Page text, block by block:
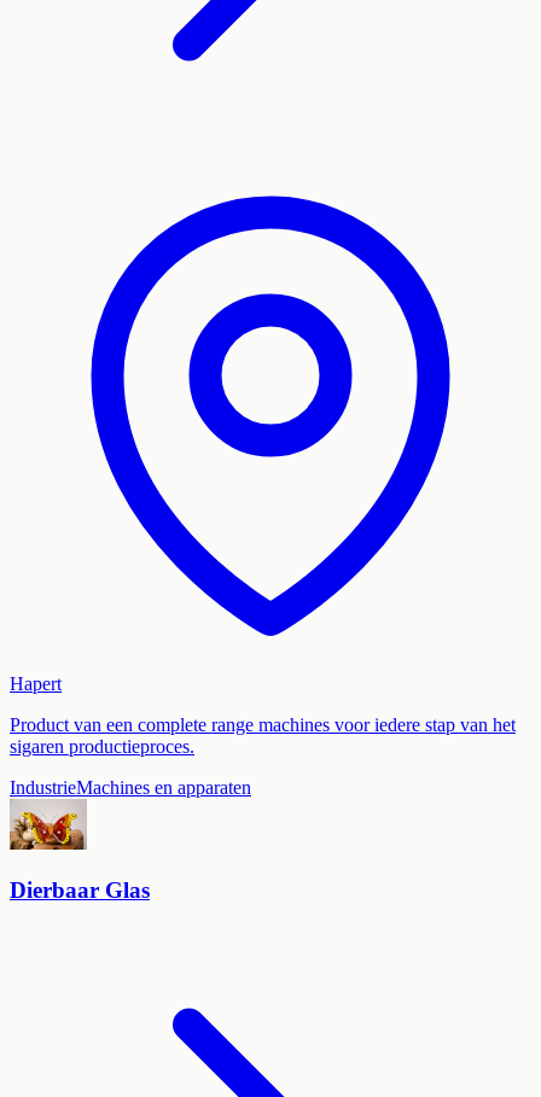
Hapert
Product van een complete range machines voor iedere stap van het
sigaren productieproces.
IndustrieMachines en apparaten
Dierbaar Glas